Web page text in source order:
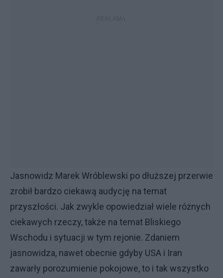
Jasnowidz Marek Wróblewski po dłuższej przerwie
zrobił bardzo ciekawą audycję na temat
przyszłości. Jak zwykle opowiedział wiele różnych
ciekawych rzeczy, także na temat Bliskiego
Wschodu i sytuacji w tym rejonie. Zdaniem
jasnowidza, nawet obecnie gdyby USA i Iran
zawarły porozumienie pokojowe, to i tak wszystko